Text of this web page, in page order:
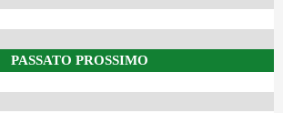
PASSATO PROSSIMO